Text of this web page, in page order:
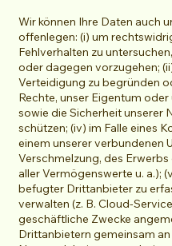
Wir können Ihre Daten auch
offenlegen: (i) um
Fehlverhalten zu
oder dagegen vorzugehen;
Verteidigung zu begründen
Rechte, unser Eigentum
sowie die Sicherheit unserer
schützen; (iv) im Falle eines
einem unserer verbundenen
Verschmelzung, des
aller Vermögenswerte u. a.);
befugter Drittanbieter zu
verwalten (z. B. Cloud-
geschäftliche Zwecke
Drittanbietern gemeinsam